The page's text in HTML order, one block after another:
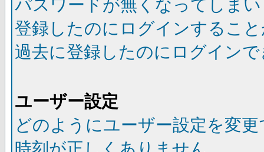
パスワードが無くなってしま
登録したのにログインするこ
過去に登録したのにログイン
ユーザー設定
どのようにユーザー設定を変